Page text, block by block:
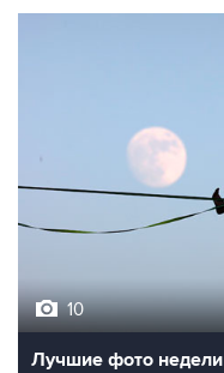
10
Лучшие фото недели